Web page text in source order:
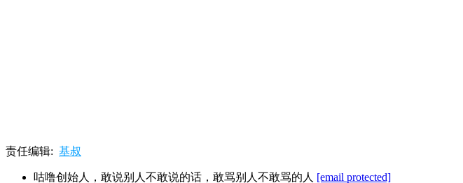
责任编辑: 基叔
咕噜创始人，敢说别人不敢说的话，敢骂别人不敢骂的人 [email protected]